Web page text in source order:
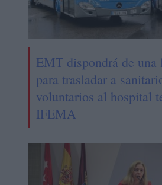
EMT dispondrá de una
para trasladar a
voluntarios al hospital
IFEMA